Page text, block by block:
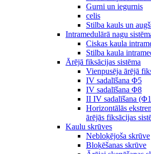
Gurni un iegurnis
celis
Stilba kauls un
Intramedulārā nagu
Ciskas kaula
Stilba kaula
Ārējā fiksācijas sistēma
Vienpusēja ārējā
IV sadalīšana Φ5
IV sadalīšana Φ8
II IV sadalīšana
Horizontālās
ārējās fiksācijas
Kaulu skrūves
Nebloķējoša skrūve
Bloķēšanas skrūve